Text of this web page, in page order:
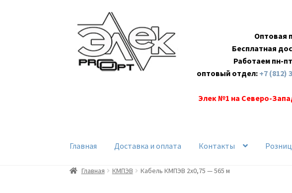
навигации
содержимому
Оптовая
Бесплатная
Работаем пн-пт
оптовый отдел: +7 (812)
Элек №1 на Северо-
Главная Доставка и оплата Контакты
Главная КМПЭВ Кабель КМПЭВ 2х0,75 — 565 м